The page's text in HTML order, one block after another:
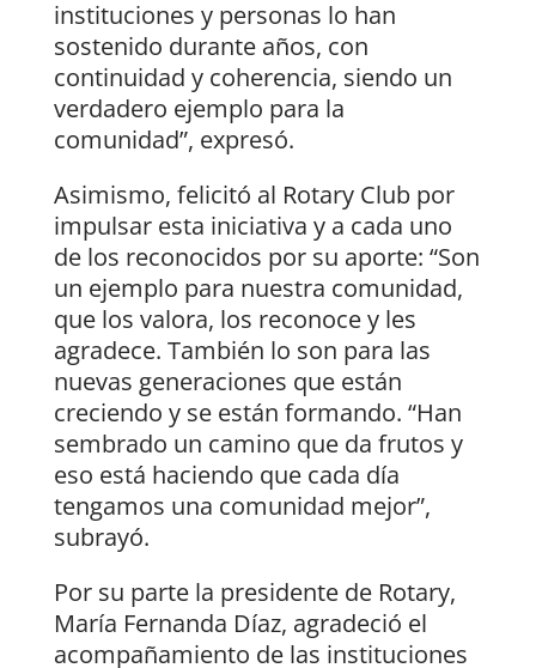
instituciones y personas lo han
sostenido durante años, con
continuidad y coherencia, siendo un
verdadero ejemplo para la
comunidad”, expresó.
Asimismo, felicitó al Rotary Club por
impulsar esta iniciativa y a cada uno
de los reconocidos por su aporte: “Son
un ejemplo para nuestra comunidad,
que los valora, los reconoce y les
agradece. También lo son para las
nuevas generaciones que están
creciendo y se están formando. “Han
sembrado un camino que da frutos y
eso está haciendo que cada día
tengamos una comunidad mejor”,
subrayó.
Por su parte la presidente de Rotary,
María Fernanda Díaz, agradeció el
acompañamiento de las instituciones